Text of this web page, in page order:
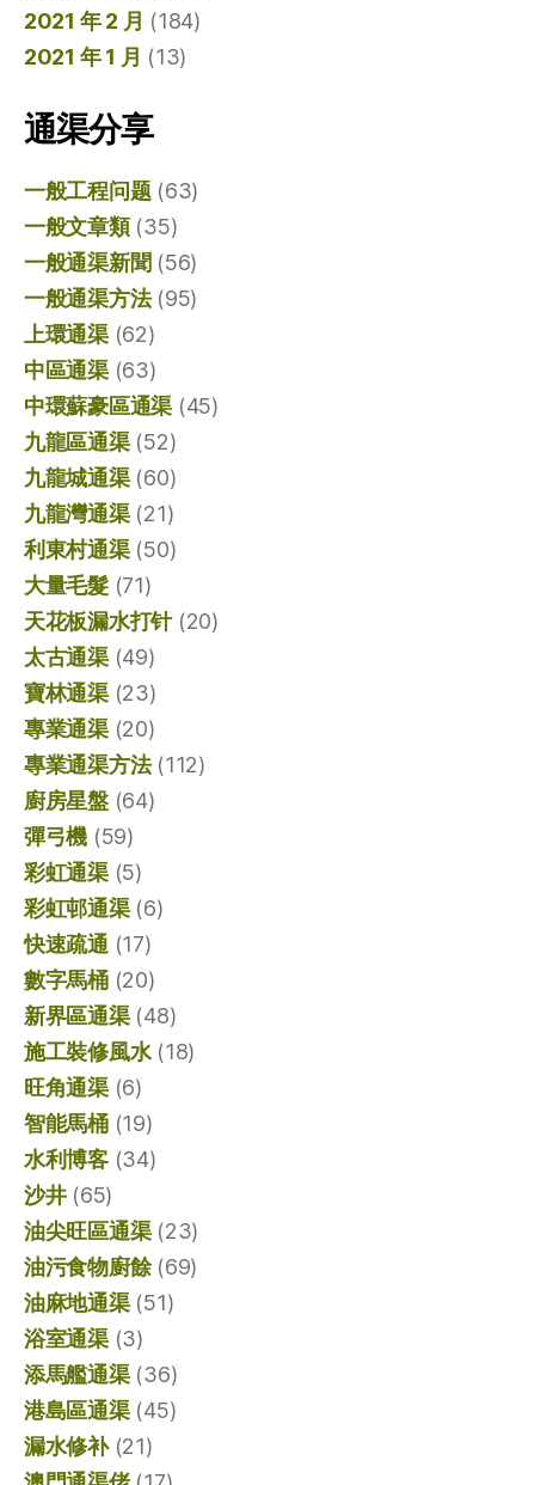
2021 年 2 月 (184)
2021 年 1 月 (13)
通渠分享
一般工程问题(63)
一般文章類(35)
一般通渠新聞 (56)
一般通渠方法(95)
上環通渠(62)
中區通渠(63)
中環蘇豪區通渠 (45)
九龍區通渠(52)
九龍城通渠(60)
九龍灣通渠(21)
利東村通渠(50)
大量毛髮(71)
天花板漏水打针(20)
太古通渠(49)
寶林通渠(23)
專業通渠(20)
專業通渠方法(112)
廚房星盤(64)
彈弓機 (59)
彩虹通渠(5)
彩虹邨通渠(6)
快速疏通 (17)
數字馬桶(20)
新界區通渠(48)
施工裝修風水(18)
旺角通渠(6)
智能馬桶(19)
水利博客(34)
沙井(65)
油尖旺區通渠(23)
油污食物廚餘(69)
油麻地通渠(51)
浴室通渠(3)
添馬艦通渠(36)
港島區通渠(45)
漏水修补(21)